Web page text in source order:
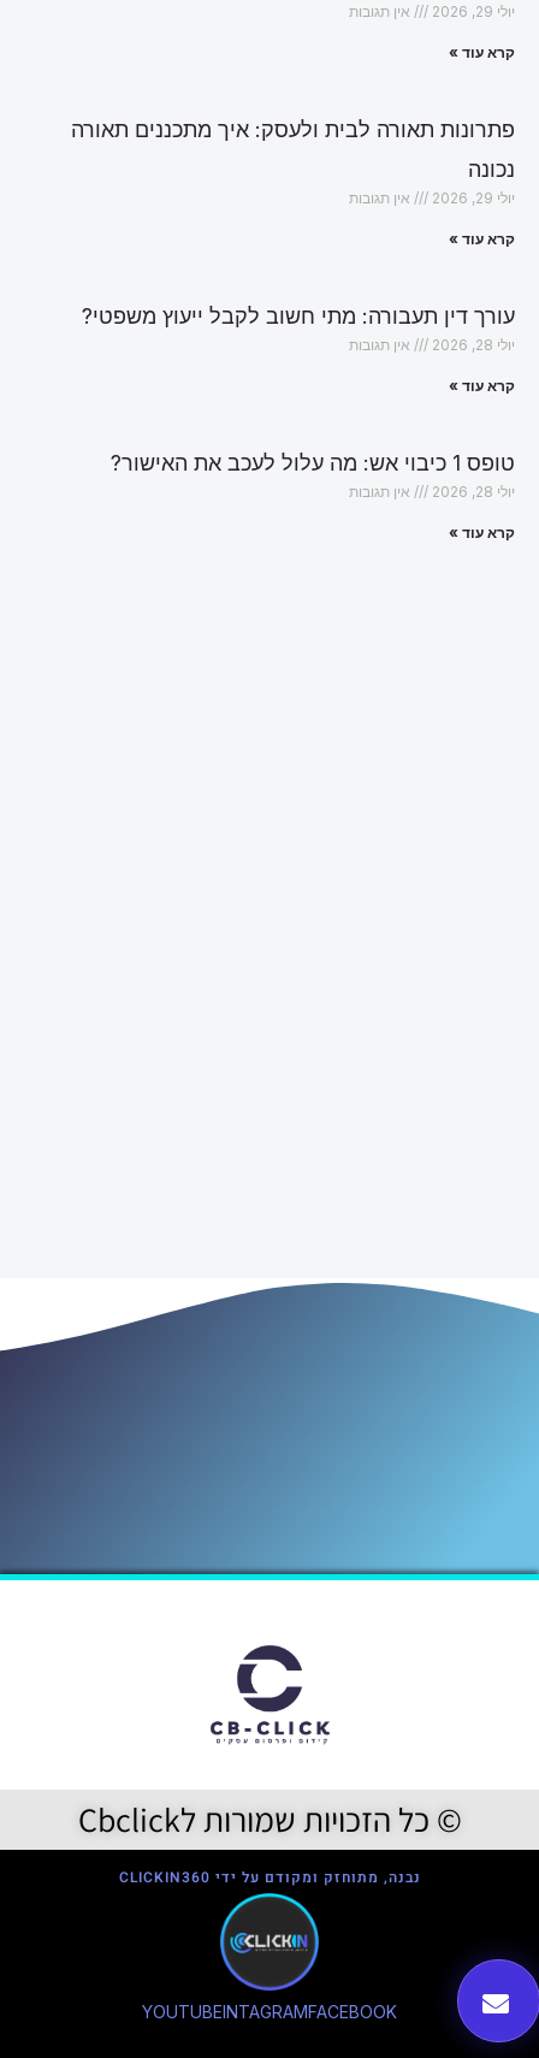
יולי 29, 2026 אין תגובות
קרא עוד »
פתרונות תאורה לבית ולעסק: איך מתכננים תאורה
נכונה
יולי 29, 2026 אין תגובות
קרא עוד »
עורך דין תעבורה: מתי חשוב לקבל ייעוץ משפטי?
יולי 28, 2026 אין תגובות
קרא עוד »
טופס 1 כיבוי אש: מה עלול לעכב את האישור?
יולי 28, 2026 אין תגובות
קרא עוד »
© כל הזכויות שמורות לCbclick
נבנה, מתוחזק ומקודם על ידי CLICKIN360
FACEBOOK
INTAGRAM
YOUTUBE